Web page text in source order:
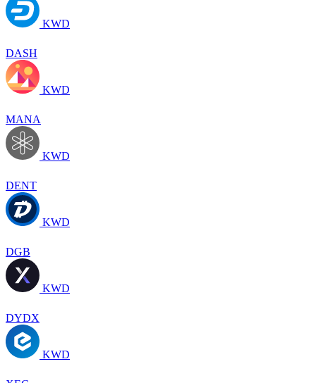
KWD
DASH
KWD
MANA
KWD
DENT
KWD
DGB
KWD
DYDX
KWD